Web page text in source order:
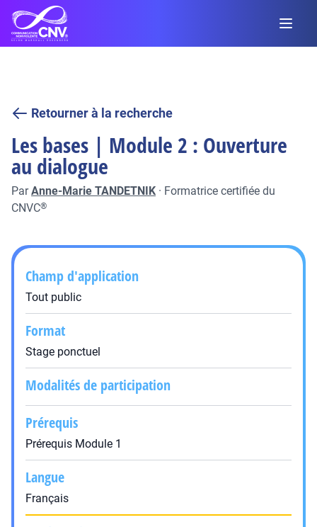
Retourner à la recherche
Les bases | Module 2 : Ouverture
au dialogue
ParAnne-Marie TANDETNIK · Formatrice certifiée du
CNVC®
Champ d'application
Tout public
Format
Stage ponctuel
Modalités de participation
Prérequis
Prérequis Module 1
Langue
Français